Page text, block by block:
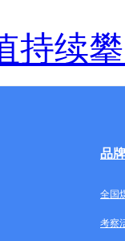
持续
品
全国
考察